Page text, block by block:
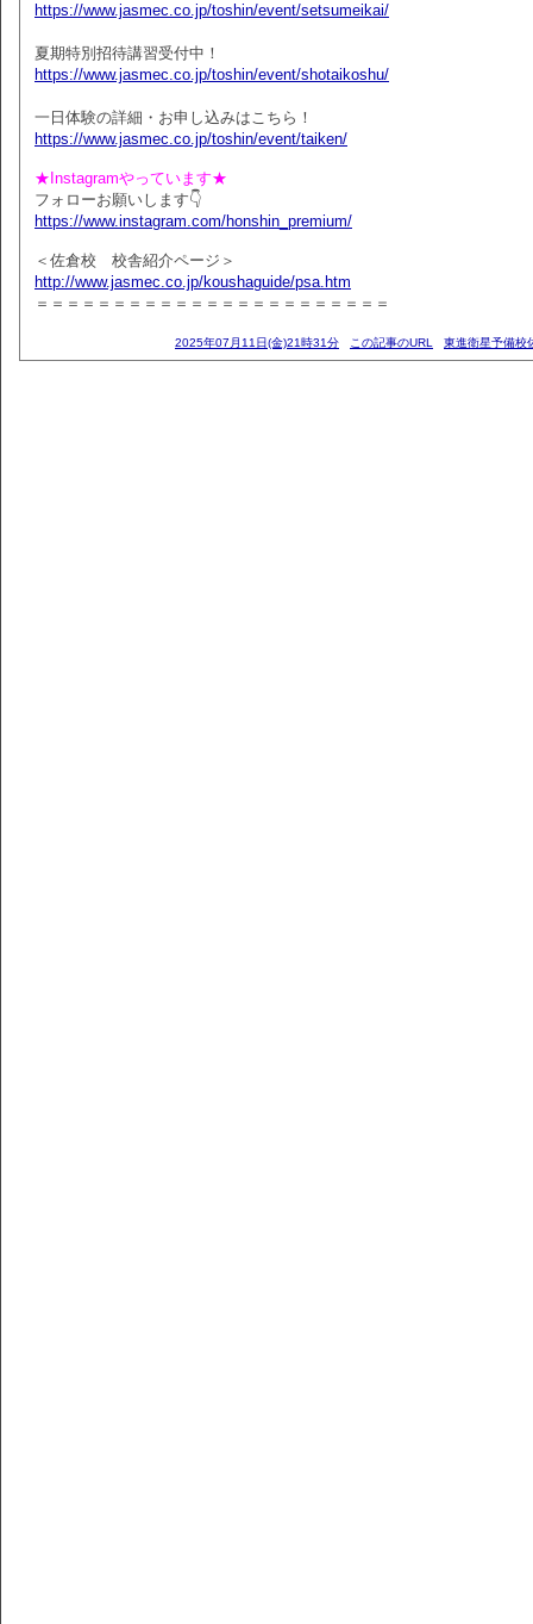
https://www.jasmec.co.jp/toshin/event/setsumeikai/
夏期特別招待講習受付中！
https://www.jasmec.co.jp/toshin/event/shotaikoshu/
一日体験の詳細・お申し込みはこちら！
https://www.jasmec.co.jp/toshin/event/taiken/
★Instagramやっています★
フォローお願いします👇
https://www.instagram.com/honshin_premium/
＜佐倉校 校舎紹介ページ＞
http://www.jasmec.co.jp/koushaguide/psa.htm
＝＝＝＝＝＝＝＝＝＝＝＝＝＝＝＝＝＝＝＝＝＝＝
2025年07月11日(金)21時31分 この記事のURL 東進衛星予備校